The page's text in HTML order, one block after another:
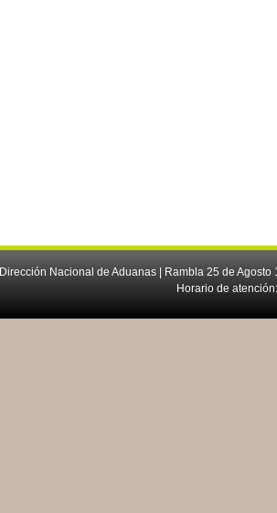
Dirección Nacional de Aduanas | Rambla 25 de
Horario de